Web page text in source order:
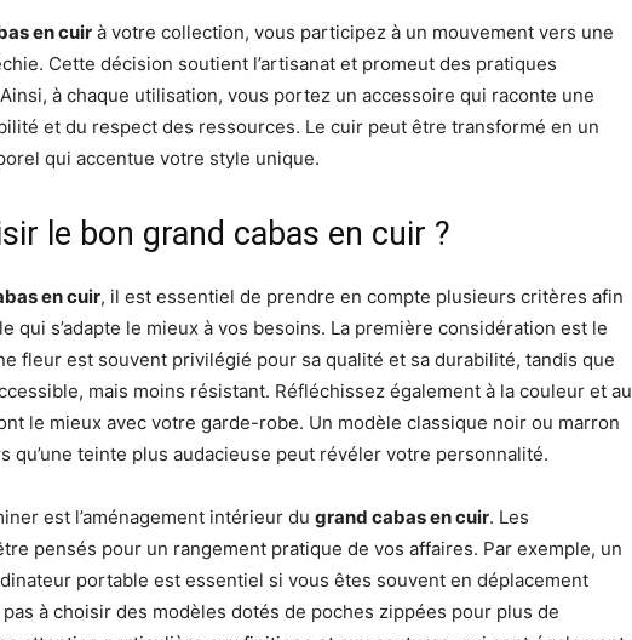
en cuir à votre collection, vous participez à un mouvement vers une
Cette décision soutient l’artisanat et promeut des pratiques
à chaque utilisation, vous portez un accessoire qui raconte une
et du respect des ressources. Le cuir peut être transformé en un
qui accentue votre style unique.
le bon grand cabas en cuir ?
en cuir, il est essentiel de prendre en compte plusieurs critères afin
qui s’adapte le mieux à vos besoins. La première considération est le
fleur est souvent privilégié pour sa qualité et sa durabilité, tandis que
mais moins résistant. Réfléchissez également à la couleur et au
le mieux avec votre garde-robe. Un modèle classique noir ou marron
qu’une teinte plus audacieuse peut révéler votre personnalité.
est l’aménagement intérieur du grand cabas en cuir. Les
pensés pour un rangement pratique de vos affaires. Par exemple, un
portable est essentiel si vous êtes souvent en déplacement
à choisir des modèles dotés de poches zippées pour plus de